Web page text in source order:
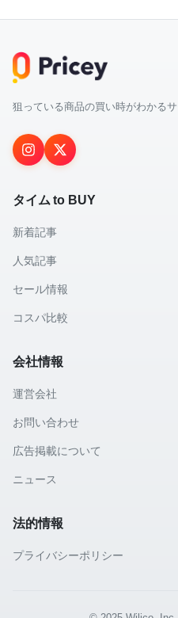
狙っている商品の買い時がわかる
タイム to BUY
新着記事
人気記事
セール情報
コスパ比較
会社情報
運営会社
お問い合わせ
広告掲載について
ニュース
法的情報
プライバシーポリシー